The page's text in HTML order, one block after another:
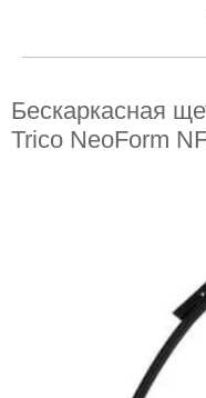
Бескаркасная
Trico NeoForm